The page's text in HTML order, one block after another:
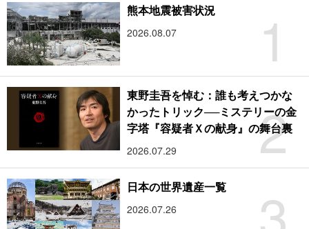
1
熊本地震被害状況
2026.08.07
2
東野圭吾を悼む：誰も考えつかな
かったトリック──ミステリーの金
字塔『容疑者Ｘの献身』の舞台裏
2026.07.29
日本の世界遺産一覧
2026.07.26